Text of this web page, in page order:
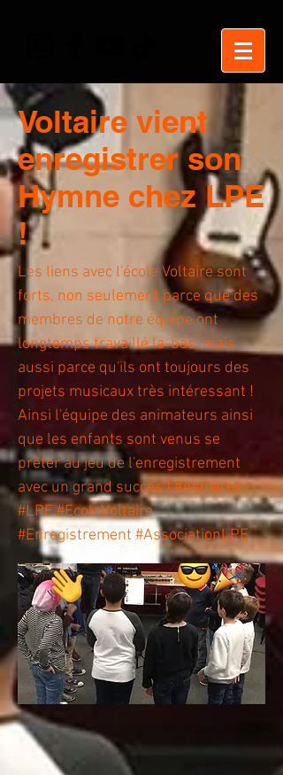
Voltaire vient
enregistrer son
Hymne chez LPE
!
Les liens avec l'école Voltaire sont
forts, non seulement parce que des
membres de notre équipe ont
longtemps travaillé la-bas, mais
aussi parce qu'ils ont toujours des
projets musicaux très intéressant !
Ainsi l'équipe des animateurs ainsi
que les enfants sont venus se
prêter au jeu de l'enregistrement
avec un grand succès ! #Asnières
#LPE #EcoleVoltaire
#Enregistrement #AssociationLPE